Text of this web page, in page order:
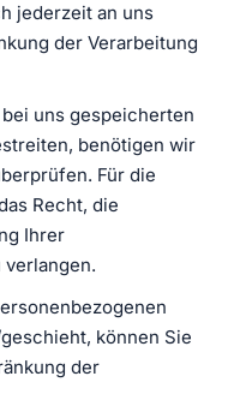
jederzeit an uns
der Verarbeitung
uns gespeicherten
benötigen wir
Für die
Recht, die
Ihrer
verlangen.
können Sie
der